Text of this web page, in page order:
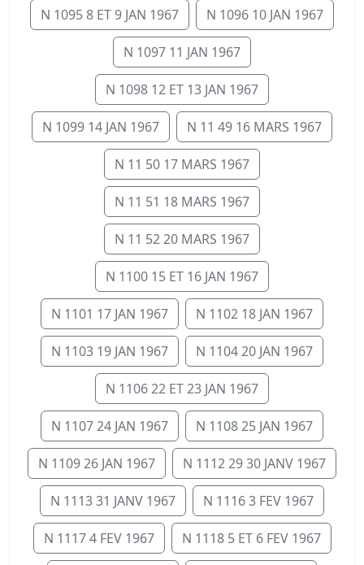
N 1095 8 ET 9 JAN 1967 N 1096 10 JAN 1967
N 1097 11 JAN 1967
N 1098 12 ET 13 JAN 1967
N 1099 14 JAN 1967 N 11 49 16 MARS 1967
N 11 50 17 MARS 1967
N 11 51 18 MARS 1967
N 11 52 20 MARS 1967
N 1100 15 ET 16 JAN 1967
N 1101 17 JAN 1967 N 1102 18 JAN 1967
N 1103 19 JAN 1967 N 1104 20 JAN 1967
N 1106 22 ET 23 JAN 1967
N 1107 24 JAN 1967 N 1108 25 JAN 1967
N 1109 26 JAN 1967 N 1112 29 30 JANV 1967
N 1113 31 JANV 1967 N 1116 3 FEV 1967
N 1117 4 FEV 1967 N 1118 5 ET 6 FEV 1967